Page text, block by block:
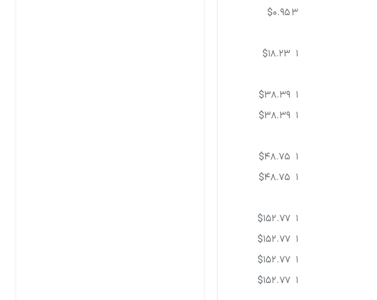
3
$0.95
1
$18.23
1
$38.39
1
$38.39
1
$48.75
1
$48.75
1
$152.77
1
$152.77
1
$152.77
1
$152.77